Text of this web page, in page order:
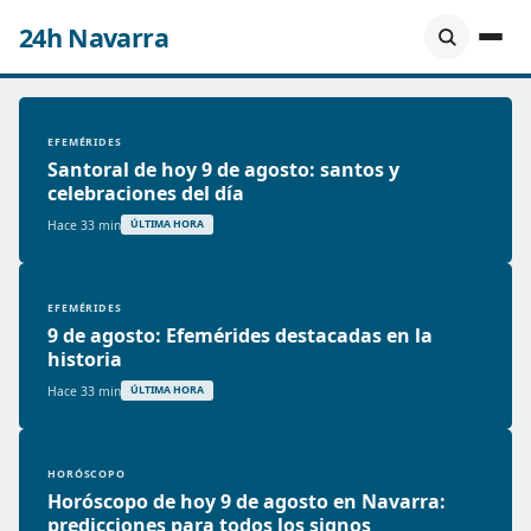
24h Navarra
EFEMÉRIDES
Santoral de hoy 9 de agosto: santos y
celebraciones del día
Hace 33 min ÚLTIMA HORA
EFEMÉRIDES
9 de agosto: Efemérides destacadas en la
historia
Hace 33 min ÚLTIMA HORA
HORÓSCOPO
Horóscopo de hoy 9 de agosto en Navarra:
predicciones para todos los signos